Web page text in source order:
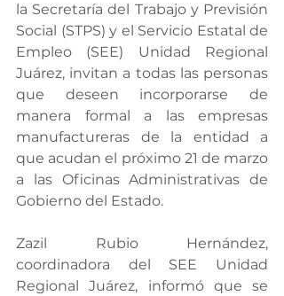
la Secretaría del Trabajo y Previsión
Social (STPS) y el Servicio Estatal de
Empleo (SEE) Unidad Regional
Juárez, invitan a todas las personas
que deseen incorporarse de
manera formal a las empresas
manufactureras de la entidad a
que acudan el próximo 21 de marzo
a las Oficinas Administrativas de
Gobierno del Estado.
Zazil Rubio Hernández,
coordinadora del SEE Unidad
Regional Juárez, informó que se